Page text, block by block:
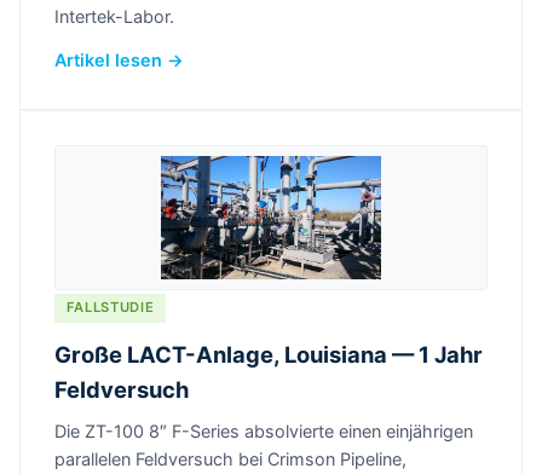
Intertek-Labor.
Artikel lesen →
FALLSTUDIE
Große LACT-Anlage, Louisiana — 1 Jahr
Feldversuch
Die ZT-100 8″ F-Series absolvierte einen einjährigen
parallelen Feldversuch bei Crimson Pipeline,